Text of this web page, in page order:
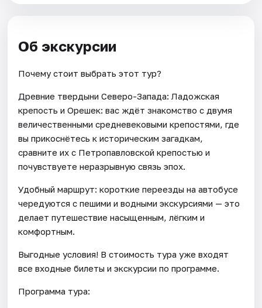
Об экскурсии
Почему стоит выбрать этот тур?
Древние твердыни Северо-Запада: Ладожская
крепость и Орешек: вас ждёт знакомство с двумя
величественными средневековыми крепостями, где
вы прикоснётесь к историческим загадкам,
сравните их с Петропавловской крепостью и
почувствуете неразрывную связь эпох.
Удобный маршрут: короткие переезды на автобусе
чередуются с пешими и водными экскурсиями — это
делает путешествие насыщенным, лёгким и
комфортным.
Выгодные условия! В стоимость тура уже входят
все входные билеты и экскурсии по программе.
Программа тура: